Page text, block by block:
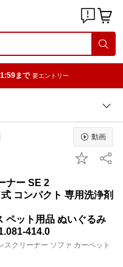
まで 要エントリー
動画
ナー SE 2
コンパクト 専用洗浄剤
ペット用品 ぬいぐるみ
414.0
クリーナー ソファ カーペット